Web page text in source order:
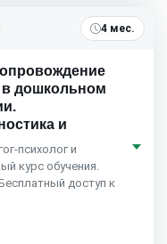
4 мес.
в дошкольном
и
психолог и
курс обучения.
доступ к